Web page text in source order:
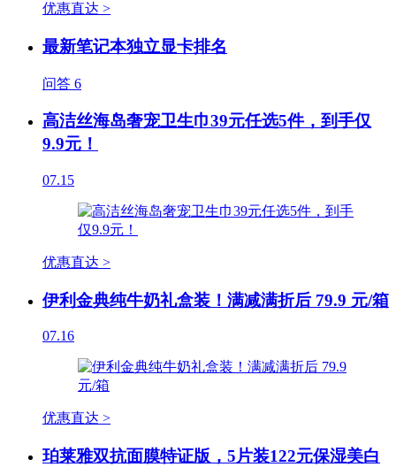
优惠直达 >
最新笔记本独立显卡排名
问答 6
高洁丝海岛奢宠卫生巾39元任选5件，到手仅
9.9元！
07.15
优惠直达 >
伊利金典纯牛奶礼盒装！满减满折后 79.9 元/箱
07.16
优惠直达 >
珀莱雅双抗面膜特证版，5片装122元保湿美白